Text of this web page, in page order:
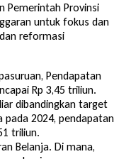
Pemerintah Provinsi
untuk fokus dan
reformasi
Pendapatan
Rp 3,45 triliun.
dibandingkan target
pada 2024, pendapatan
triliun.
Belanja. Di mana,